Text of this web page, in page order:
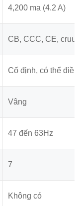
4,200 ma (4.2 A)
CB, CCC, CE,
Cố định, có thể
Vâng
47 đến 63Hz
7
Không có